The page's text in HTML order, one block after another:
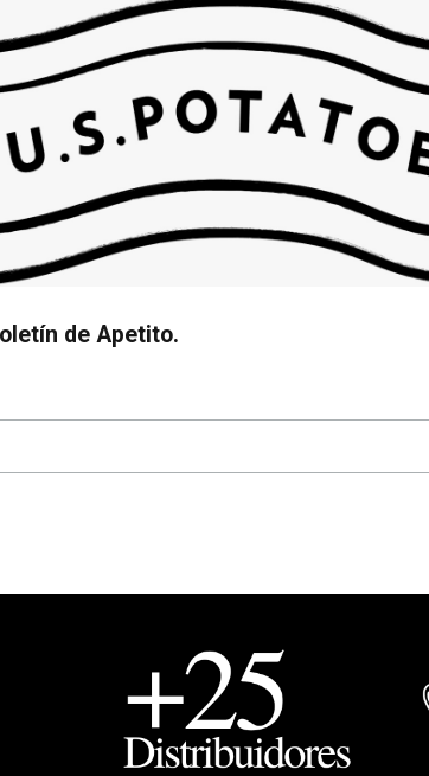
de Apetito.